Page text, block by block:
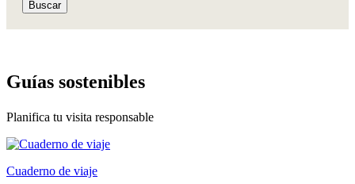
Buscar
Guías sostenibles
Planifica tu visita responsable
Cuaderno de viaje